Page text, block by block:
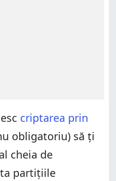
criptarea prin
obligatoriu) să ți
cheia de
partițiile